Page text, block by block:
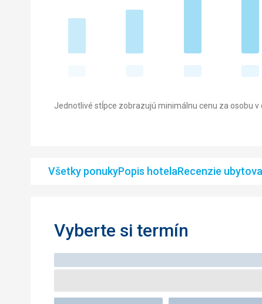
Jednotlivé stĺpce zobrazujú minimálnu cenu za osobu
Všetky ponukyPopis hotelaRecenzie
Vyberte si termín